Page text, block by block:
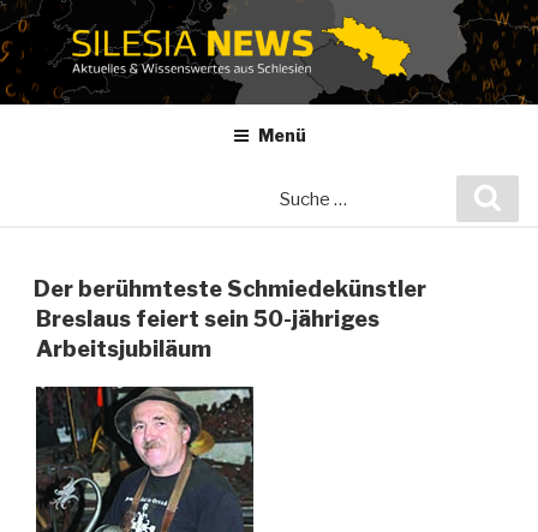
Zum
Inhalt
springen
Menü
Der berühmteste Schmiedekünstler
Breslaus feiert sein 50-jähriges
Arbeitsjubiläum